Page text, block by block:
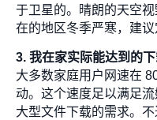
于卫星的。晴朗的天空
在的地区冬季严寒，建
3. 我在家实际能达到的下
大多数家庭用户网速在
动。这个速度足以满足
大型文件下载的需求。